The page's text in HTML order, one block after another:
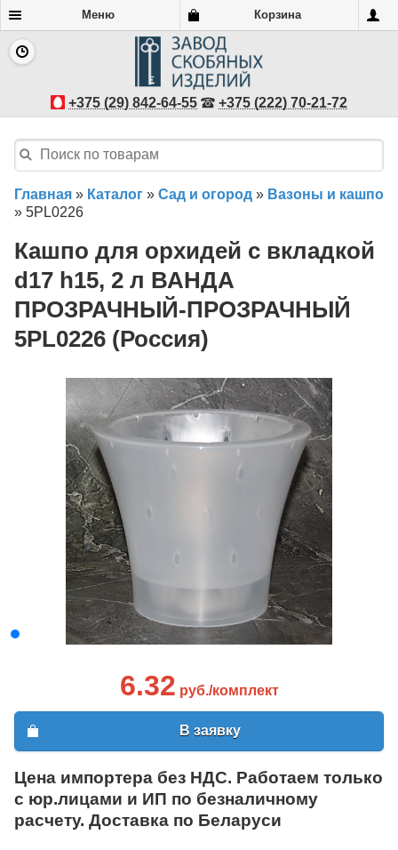
Меню Корзина
+375 (29) 842-64-55 +375 (222) 70-21-72
Главная » Каталог » Сад и огород » Вазоны и кашпо
» 5PL0226
Кашпо для орхидей с вкладкой
d17 h15, 2 л ВАНДА
ПРОЗРАЧНЫЙ-ПРОЗРАЧНЫЙ
5PL0226 (Россия)
6.32 руб./комплект
В заявку
Цена импортера без НДС. Работаем только
с юр.лицами и ИП по безналичному
расчету. Доставка по Беларуси